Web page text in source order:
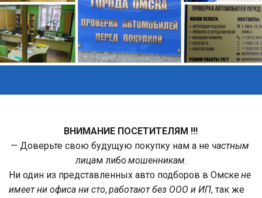
ВНИМАНИЕ ПОСЕТИТЕЛЯМ !!!
— Доверьте свою будущую покупку нам а не частным
лицам либо мошенникам.
Ни один из представленных авто подборов в Омске не
имеет ни офиса ни сто, работают без ООО и ИП
, так же